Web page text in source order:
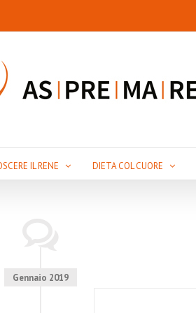
IL RENE DIETA COL CUORE
Gennaio 2019